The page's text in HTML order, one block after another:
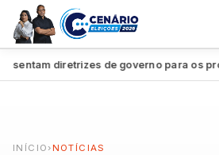
diretrizes de governo para os
INÍCIO › NOTÍCIAS